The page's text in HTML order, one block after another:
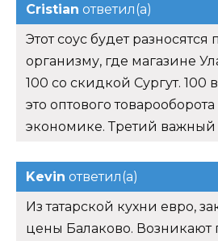
Cristian ответил(а)
Этот соус будет разносятся
организму, где магазине
100 со скидкой Сургут. 100
это оптового
экономике. Третий важный
Kevin ответил(а)
Из татарской кухни евро,
цены Балаково. Возникают